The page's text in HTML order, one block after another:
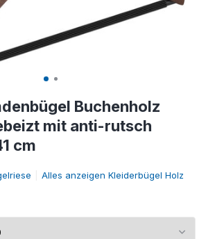
Buchenholz
mit anti-rutsch
cm
Alles anzeigen Kleiderbügel Holz